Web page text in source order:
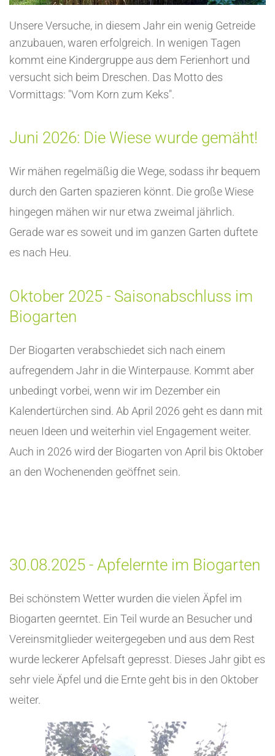
Unsere Versuche, in diesem Jahr ein wenig Getreide
anzubauen, waren erfolgreich. In wenigen Tagen
kommt eine Kindergruppe aus dem Ferienhort und
versucht sich beim Dreschen. Das Motto des
Vormittags: "Vom Korn zum Keks".
Juni 2026: Die Wiese wurde gemäht!
Wir mähen regelmäßig die Wege, sodass ihr bequem
durch den Garten spazieren könnt. Die große Wiese
hingegen mähen wir nur etwa zweimal jährlich.
Gerade war es soweit und im ganzen Garten duftete
es nach Heu.
Oktober 2025 - Saisonabschluss im
Biogarten
Der Biogarten verabschiedet sich nach einem
aufregendem Jahr in die Winterpause. Kommt aber
unbedingt vorbei, wenn wir im Dezember ein
Kalendertürchen sind. Ab April 2026 geht es dann mit
neuen Ideen und weiterhin viel Engagement weiter.
Auch in 2026 wird der Biogarten von April bis Oktober
an den Wochenenden geöffnet sein.
30.08.2025 - Apfelernte im Biogarten
Bei schönstem Wetter wurden die vielen Äpfel im
Biogarten geerntet. Ein Teil wurde an Besucher und
Vereinsmitglieder weitergegeben und aus dem Rest
wurde leckerer Apfelsaft gepresst. Dieses Jahr gibt es
sehr viele Äpfel und die Ernte geht bis in den Oktober
weiter.